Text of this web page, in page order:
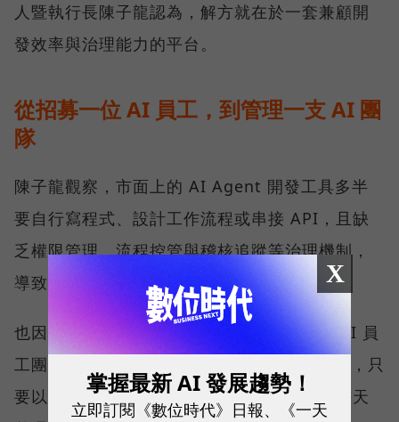
人暨執行長陳子龍認為，解方就在於一套兼顧開
發效率與治理能力的平台。
從招募一位 AI 員工，到管理一支 AI 團
隊
陳子龍觀察，市面上的 AI Agent 開發工具多半
要自行寫程式、設計工作流程或串接 API，且缺
乏權限管理、流程控管與稽核追蹤等治理機制，
導致企業無法大規模部署。
也因此，SUPER 8 Studio 推出能建立企業 AI 員
工團隊的平台 – ORRA，使用者不需撰寫程式，只
要以自然語言描述需求，例如：我需要一個每天
X
掌握最新 AI 發展趨勢！
立即訂閱《數位時代》日報、《一天